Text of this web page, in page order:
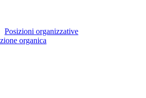
Posizioni organizzative
organica